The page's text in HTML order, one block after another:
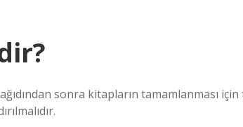
sonra kitapların tamamlanması